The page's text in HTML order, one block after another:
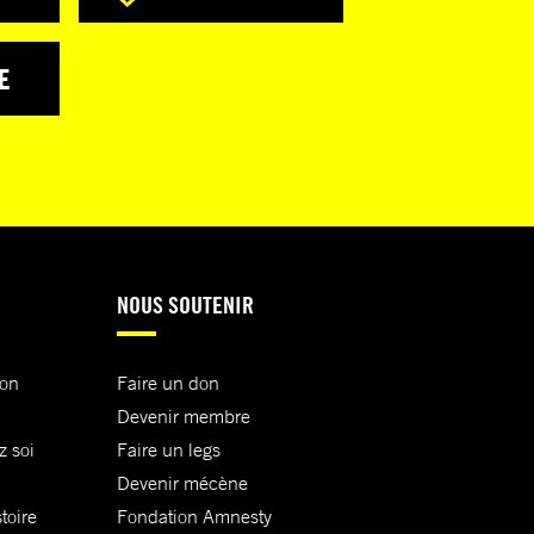
soi
NOUS SOUTENIR
Faire un don
Devenir membre
Faire un legs
Devenir mécène
Fondation Amnesty